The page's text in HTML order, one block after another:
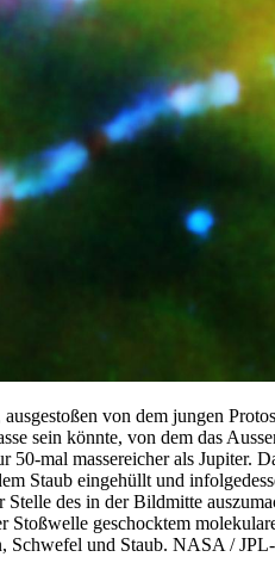
von dem jungen
sein könnte, von dem das
50-mal massereicher als Jupiter.
Staub eingehüllt und
Stelle des in der Bildmitte
Stoßwelle geschocktem
Schwefel und Staub. NASA /